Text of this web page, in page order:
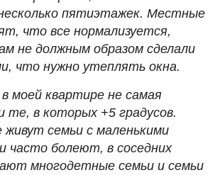
пятиэтажек. Местные
что все нормализуется,
не должным образом сделали
что нужно утеплять окна.
моей квартире не самая
те, в которых +5 градусов.
семьи с маленькими
часто болеют, в соседних
многодетные семьи и семьи